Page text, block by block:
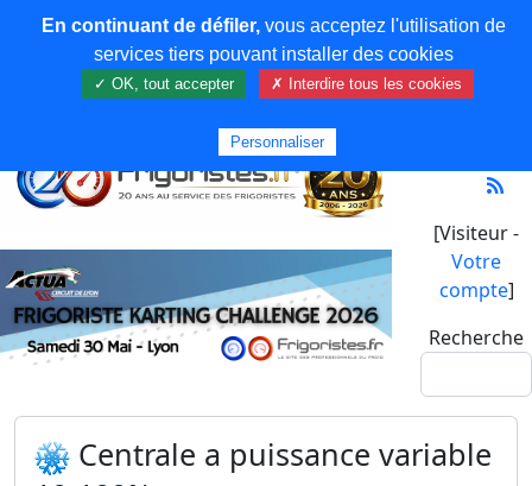
[Visiteur -
Votre
compte]
Recherche
Centrale a puissance variable
En continuant de défiler,vous acceptez l'utilisation de
services tiers pouvant installer des cookies
✓ OK, tout accepter ✗ Interdire tous les cookies
Personnaliser